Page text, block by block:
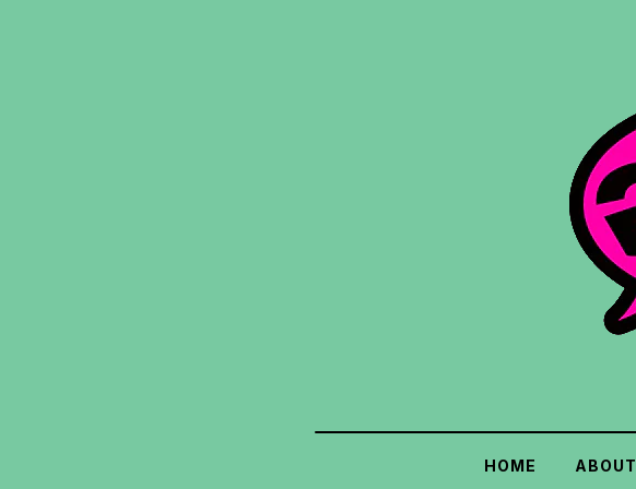
HOME ABOUT